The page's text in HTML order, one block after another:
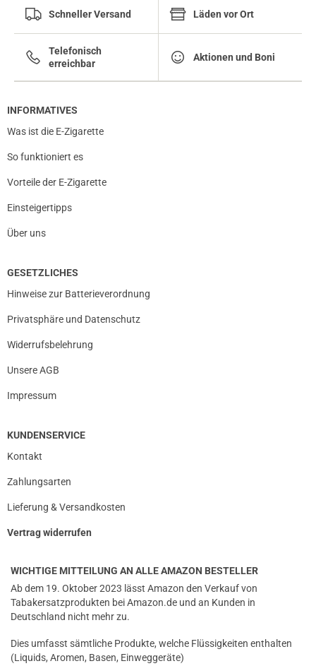
Schneller Versand Läden vor Ort
Telefonisch
erreichbar
Aktionen und Boni
INFORMATIVES
Was ist die E-Zigarette
So funktioniert es
Vorteile der E-Zigarette
Einsteigertipps
Über uns
GESETZLICHES
Hinweise zur Batterieverordnung
Privatsphäre und Datenschutz
Widerrufsbelehrung
Unsere AGB
Impressum
KUNDENSERVICE
Kontakt
Zahlungsarten
Lieferung & Versandkosten
Vertrag widerrufen
WICHTIGE MITTEILUNG AN ALLE AMAZON BESTELLER
Ab dem 19. Oktober 2023 lässt Amazon den Verkauf von
Tabakersatzprodukten bei Amazon.de und an Kunden in
Deutschland nicht mehr zu.
Dies umfasst sämtliche Produkte, welche Flüssigkeiten enthalten
(Liquids, Aromen, Basen, Einweggeräte)